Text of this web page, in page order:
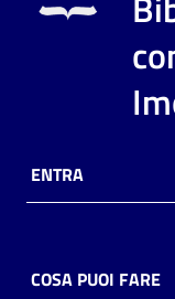
Risorse
online
ENTRA
COSA PUOI FARE